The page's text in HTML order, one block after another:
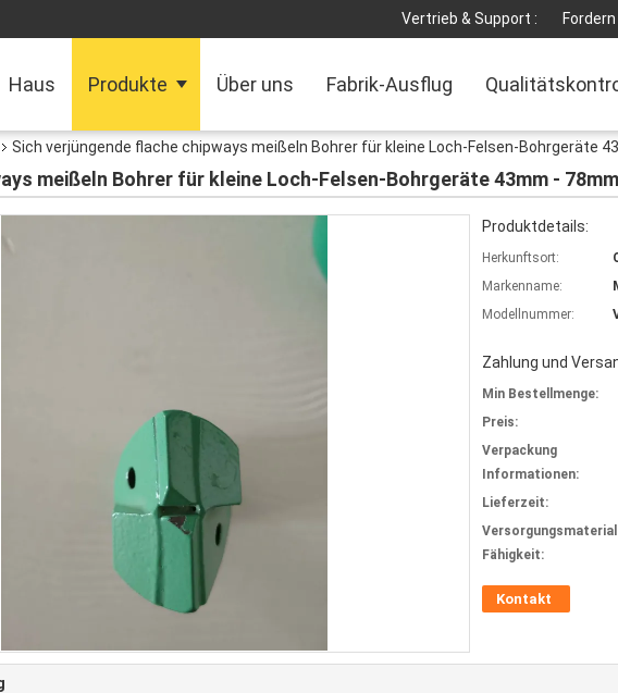
Vertrieb & Support :
Haus Produkte Über uns Fabrik-Ausflug
Sich verjüngende flache chipways meißeln Bohrer für kleine Loch-Felsen-Bohrgeräte
meißeln Bohrer für kleine Loch-Felsen-Bohrgeräte 43mm - 78mm
Produktdetails:
Herkunftsort:
Markenname:
Modellnummer:
Zahlung und
Min Bestellmenge:
Preis:
Verpackung
Informationen:
Lieferzeit:
Fähigkeit:
Kontakt